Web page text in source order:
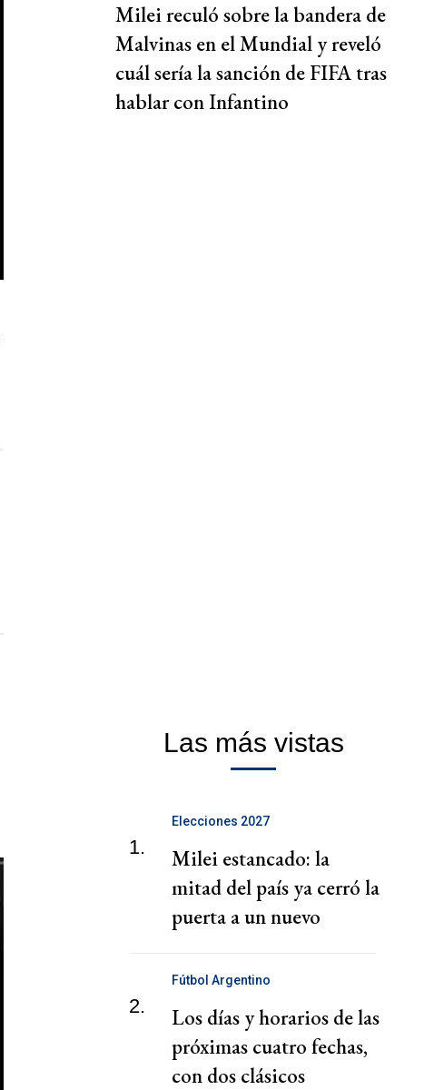
Milei reculó sobre la bandera de
Malvinas en el Mundial y reveló
cuál sería la sanción de FIFA tras
hablar con Infantino
Las más vistas
1.
Elecciones 2027
Milei estancado: la
mitad del país ya cerró la
puerta a un nuevo
2.
Fútbol Argentino
Los días y horarios de las
próximas cuatro fechas,
con dos clásicos